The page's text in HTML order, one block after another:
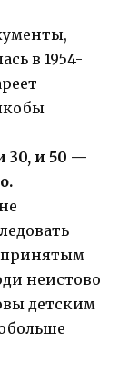
в 1954-
30, и 50 —
неистово
детским